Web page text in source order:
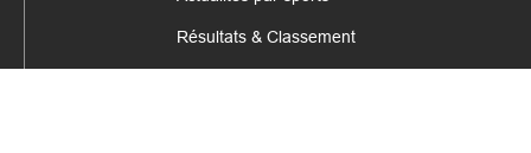
Résultats & Classement